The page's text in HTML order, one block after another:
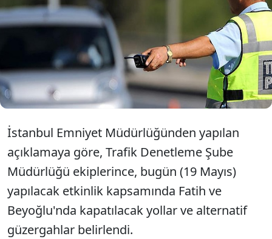
İstanbul'da yapılacak "19 Mayıs Gençlik
ve Spor Bayramı Bisiklet Turu Ekinliği"
dolayısıyla Fatih ve Beyoğlu'nda bazı
yollar trafiğe kapatılacak.
İstanbul Emniyet Müdürlüğünden yapılan
açıklamaya göre, Trafik Denetleme Şube
Müdürlüğü ekiplerince, bugün (19 Mayıs)
yapılacak etkinlik kapsamında Fatih ve
Beyoğlu'nda kapatılacak yollar ve alternatif
güzergahlar belirlendi.